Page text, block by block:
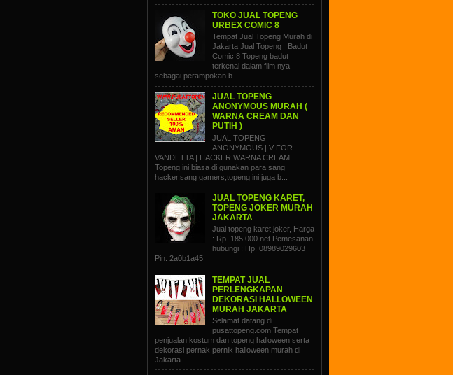
TOKO JUAL TOPENG
URBEX COMIC 8
Tempat Jual Topeng Murah di
Jakarta Jual Topeng Badut
Comic 8 Topeng badut
terkenal dalam film nya
sebagai perampokan b...
JUAL TOPENG
ANONYMOUS MURAH (
WARNA CREAM DAN
PUTIH )
JUAL TOPENG
ANONYMOUS | V FOR
VANDETTA | HACKER WARNA CREAM
Topeng ini biasa di gunakan para sang
hacker,sang gamers,topeng ini juga b...
JUAL TOPENG KARET,
TOPENG JOKER MURAH
JAKARTA
Jual topeng karet joker, Harga
: Rp. 185.000 net Pemesanan
hubungi : Hp. 08989029603
Pin. 2a0b1a45
TEMPAT JUAL
PERLENGKAPAN
DEKORASI HALLOWEEN
MURAH JAKARTA
Selamat datang di
pusattopeng.com Tempat
penjualan kostum dan topeng halloween serta
dekorasi pernak pernik halloween murah di
Jakarta. ...